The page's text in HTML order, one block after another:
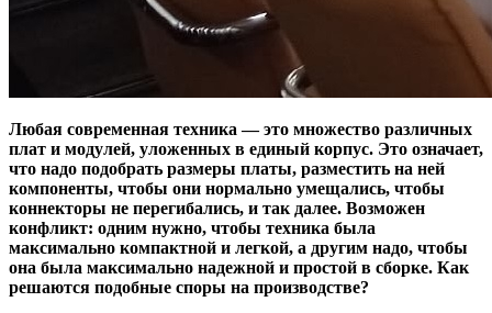
Любая современная техника — это множество различных
плат и модулей, уложенных в единый корпус. Это означает,
что надо подобрать размеры платы, разместить на ней
компоненты, чтобы они нормально умещались, чтобы
коннекторы не перегибались, и так далее. Возможен
конфликт: одним нужно, чтобы техника была
максимально компактной и легкой, а другим надо, чтобы
она была максимально надежной и простой в сборке. Как
решаются подобные споры на производстве?